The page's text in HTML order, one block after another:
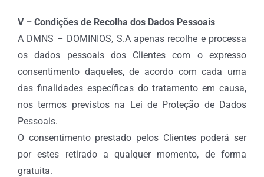
V – Condições de Recolha dos Dados Pessoais
A DMNS – DOMINIOS, S.A apenas recolhe e processa
os dados pessoais dos Clientes com o expresso
consentimento daqueles, de acordo com cada uma
das finalidades específicas do tratamento em causa,
nos termos previstos na Lei de Proteção de Dados
Pessoais.
O consentimento prestado pelos Clientes poderá ser
por estes retirado a qualquer momento, de forma
gratuita.